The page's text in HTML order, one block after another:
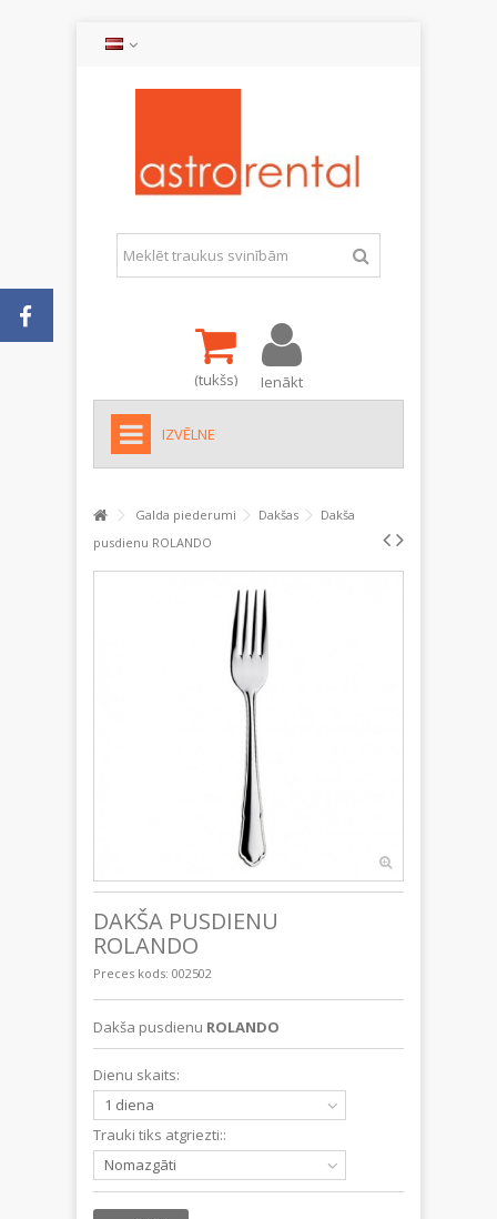
(tukšs) Ienākt
IZVĒLNE
Galda piederumi Dakšas
Dakša
pusdienu ROLANDO
DAKŠA PUSDIENU
ROLANDO
Preces kods: 002502
Dakša pusdienu ROLANDO
Dienu skaits:
1 diena
Trauki tiks atgriezti::
Nomazgāti